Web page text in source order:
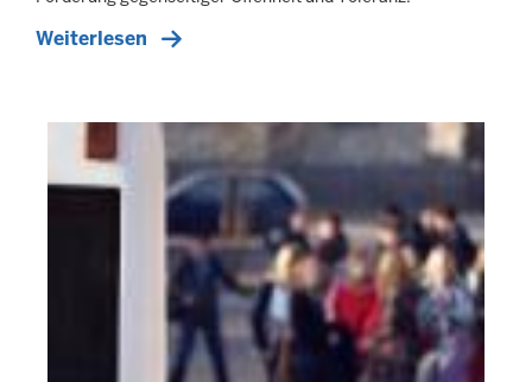
Weiterlesen